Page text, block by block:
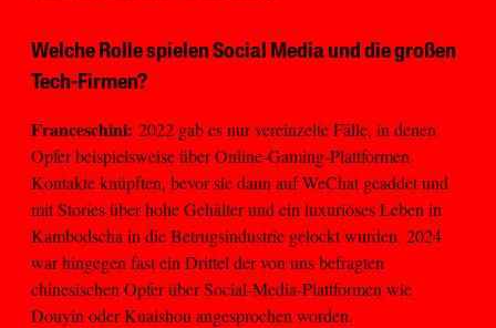
Welche Rolle spielen Social Media und die großen
Tech-Firmen?
Franceschini: 2022 gab es nur vereinzelte Fälle, in denen
Opfer beispielsweise über Online-Gaming-Plattformen
Kontakte knüpften, bevor sie dann auf WeChat geaddet und
mit Stories über hohe Gehälter und ein luxuriöses Leben in
Kambodscha in die Betrugsindustrie gelockt wurden. 2024
war hingegen fast ein Drittel der von uns befragten
chinesischen Opfer über Social-Media-Plattformen wie
Douyin oder Kuaishou angesprochen worden.